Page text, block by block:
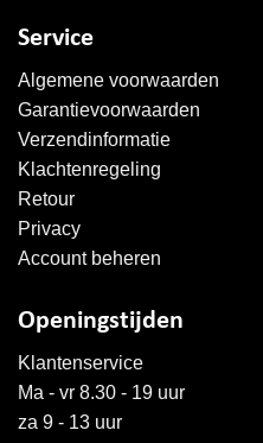
Service
Algemene voorwaarden
Garantievoorwaarden
Verzendinformatie
Klachtenregeling
Retour
Privacy
Account beheren
Openingstijden
Klantenservice
Ma - vr 8.30 - 19 uur
za 9 - 13 uur